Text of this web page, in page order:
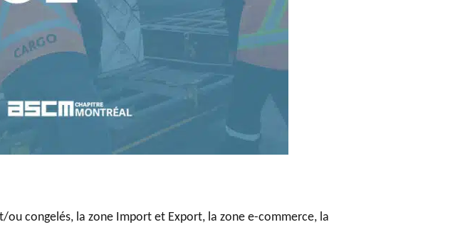
congelés, la zone Import et Export, la zone e-commerce, la